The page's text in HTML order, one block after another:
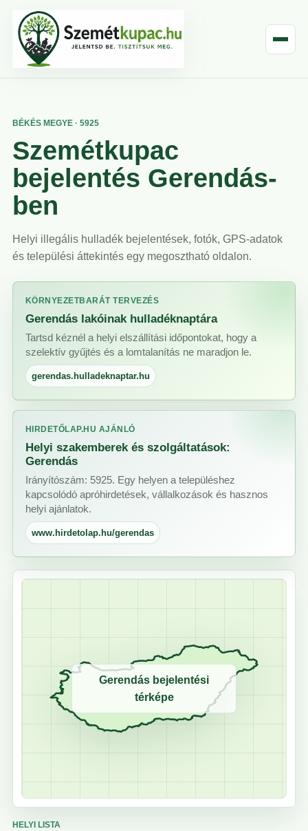
BÉKÉS MEGYE · 5925
Szemétkupac
bejelentés Gerendás-
ben
Helyi illegális hulladék bejelentések, fotók, GPS-adatok
és települési áttekintés egy megosztható oldalon.
KÖRNYEZETBARÁT TERVEZÉS
Gerendás lakóinak hulladéknaptára
Tartsd kéznél a helyi elszállítási időpontokat, hogy a
szelektív gyűjtés és a lomtalanítás ne maradjon le.
gerendas.hulladeknaptar.hu
HIRDETŐLAP.HU AJÁNLÓ
Helyi szakemberek és szolgáltatások:
Gerendás
Irányítószám: 5925. Egy helyen a településhez
kapcsolódó apróhirdetések, vállalkozások és hasznos
helyi ajánlatok.
www.hirdetolap.hu/gerendas
Gerendás bejelentési
térképe
HELYI LISTA